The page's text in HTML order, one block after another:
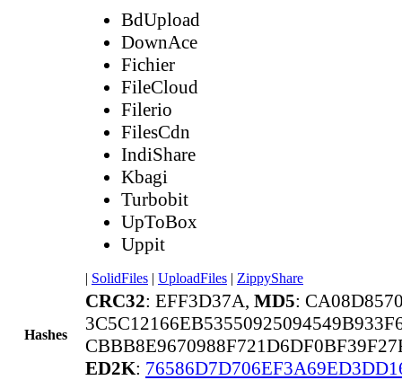
BdUpload
DownAce
Fichier
FileCloud
Filerio
FilesCdn
IndiShare
Kbagi
Turbobit
UpToBox
Uppit
| SolidFiles | UploadFiles | ZippyShare
Hashes
CRC32: EFF3D37A, MD5:
ED2K: